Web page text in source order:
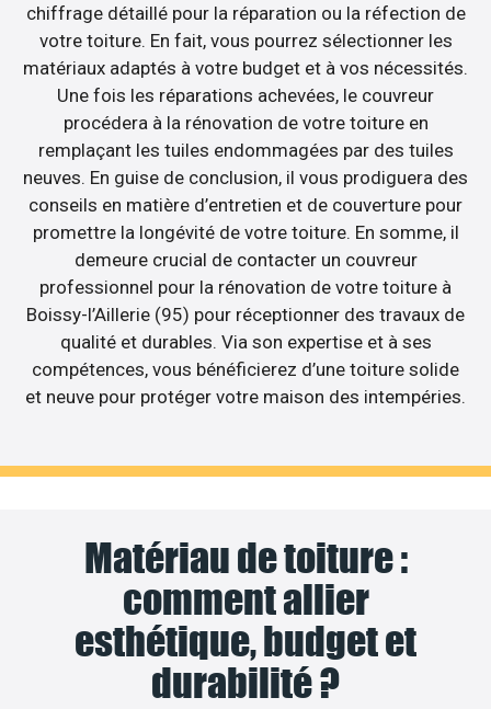
chiffrage détaillé pour la réparation ou la réfection de
votre toiture. En fait, vous pourrez sélectionner les
matériaux adaptés à votre budget et à vos nécessités.
Une fois les réparations achevées, le couvreur
procédera à la rénovation de votre toiture en
remplaçant les tuiles endommagées par des tuiles
neuves. En guise de conclusion, il vous prodiguera des
conseils en matière d’entretien et de couverture pour
promettre la longévité de votre toiture. En somme, il
demeure crucial de contacter un couvreur
professionnel pour la rénovation de votre toiture à
Boissy-l’Aillerie (95) pour réceptionner des travaux de
qualité et durables. Via son expertise et à ses
compétences, vous bénéficierez d’une toiture solide
et neuve pour protéger votre maison des intempéries.
Matériau de toiture :
comment allier
esthétique, budget et
durabilité ?